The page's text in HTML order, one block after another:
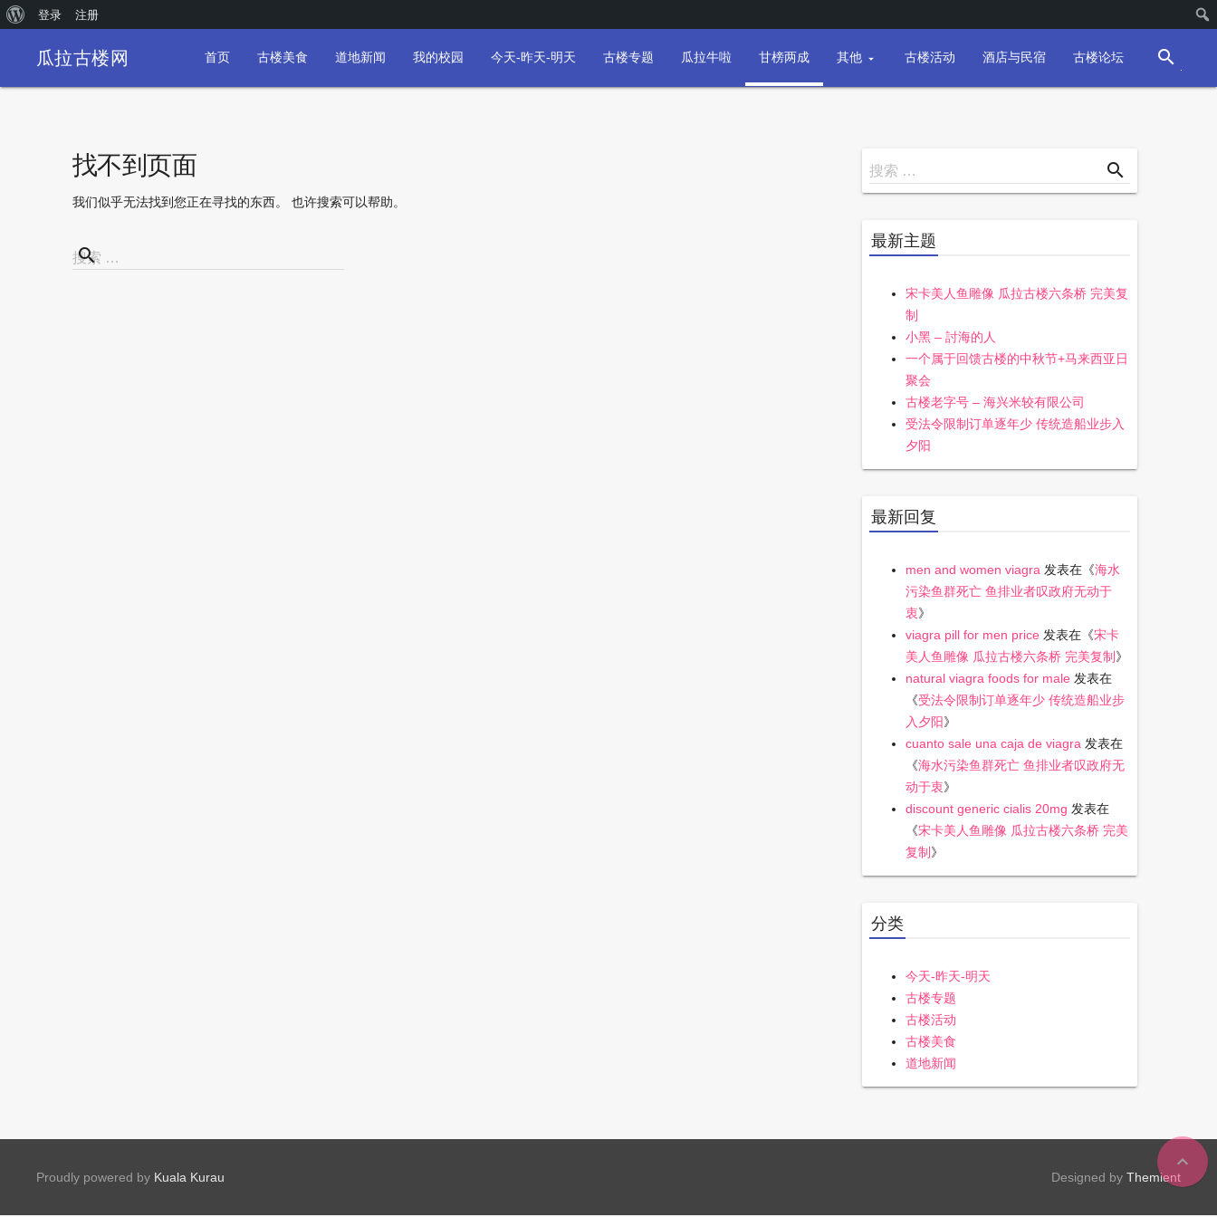
expand_less
瓜拉古楼网 首页 古楼美食 道地新闻 我的校园 今天-昨天-明天 古楼专题 瓜拉牛啦 甘榜两成 其他 古楼活动 酒店与民宿 古楼论坛 search
找不到页面
我们似乎无法找到您正在寻找的东西。 也许搜索可以帮助。
搜
索
搜索 …
search
搜
索
搜索 … search
最新主题
宋卡美人鱼雕像 瓜拉古楼六条桥 完美复
制
小黑 – 討海的人
一个属于回馈古楼的中秋节+马来西亚日
聚会
古楼老字号 – 海兴米较有限公司
受法令限制订单逐年少 传统造船业步入
夕阳
最新回复
men and women viagra 发表在《海水
污染鱼群死亡 鱼排业者叹政府无动于
衷》
viagra pill for men price 发表在《宋卡
美人鱼雕像 瓜拉古楼六条桥 完美复制 》
natural viagra foods for male 发表在
《受法令限制订单逐年少 传统造船业步
入夕阳》
cuanto sale una caja de viagra 发表在
《海水污染鱼群死亡 鱼排业者叹政府无
动于衷》
discount generic cialis 20mg 发表在
《宋卡美人鱼雕像 瓜拉古楼六条桥 完美
复制 》
分类
今天-昨天-明天
古楼专题
古楼活动
古楼美食
道地新闻
Proudly powered by Kuala Kurau Designed by Themient
WordPress
登录 注册